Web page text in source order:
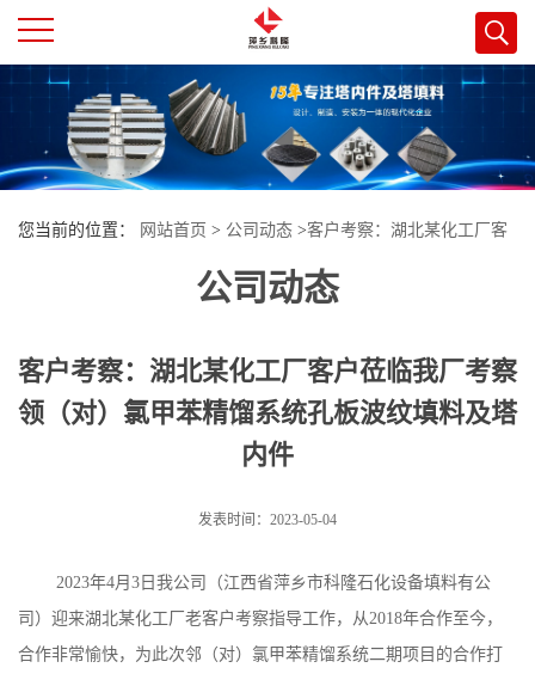
公
司
司
您当前的位置： 网站首页 > 公司动态 >客户考察：湖北某化工厂客
户莅临我厂考察领（对）氯甲苯精馏系统孔板波纹填料及塔内件
公司动态
客户考察：湖北某化工厂客户莅临我厂考察
领（对）氯甲苯精馏系统孔板波纹填料及塔
内件
发表时间：2023-05-04
2023年4月3日我公司（江西省萍乡市科隆石化设备填料有公
司）迎来湖北某化工厂老客户考察指导工作， 从2018年合作至今，
合作非常愉快，为此次邻 （对）氯甲苯精馏系统二期项目的合作打